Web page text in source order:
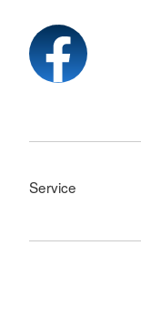
Service